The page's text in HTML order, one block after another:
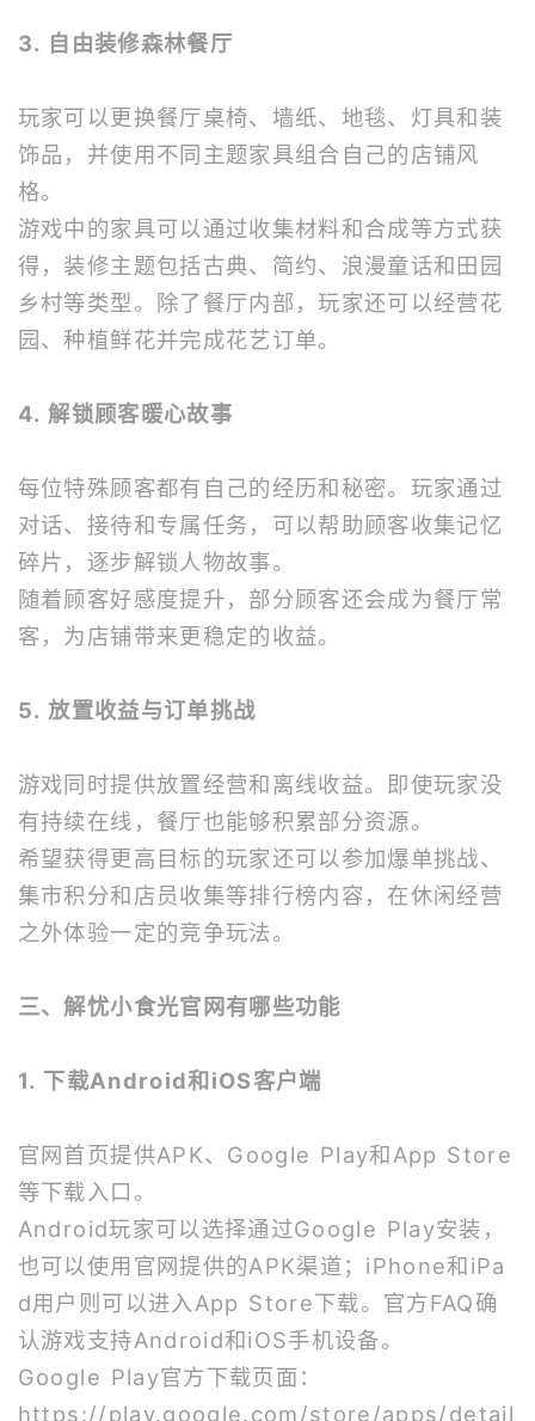
3. 自由装修森林餐厅
玩家可以更换餐厅桌椅、墙纸、地毯、灯具和装
饰品，并使用不同主题家具组合自己的店铺风
格。
游戏中的家具可以通过收集材料和合成等方式获
得，装修主题包括古典、简约、浪漫童话和田园
乡村等类型。除了餐厅内部，玩家还可以经营花
园、种植鲜花并完成花艺订单。
4. 解锁顾客暖心故事
每位特殊顾客都有自己的经历和秘密。玩家通过
对话、接待和专属任务，可以帮助顾客收集记忆
碎片，逐步解锁人物故事。
随着顾客好感度提升，部分顾客还会成为餐厅常
客，为店铺带来更稳定的收益。
5. 放置收益与订单挑战
游戏同时提供放置经营和离线收益。即使玩家没
有持续在线，餐厅也能够积累部分资源。
希望获得更高目标的玩家还可以参加爆单挑战、
集市积分和店员收集等排行榜内容，在休闲经营
之外体验一定的竞争玩法。
三、解忧小食光官网有哪些功能
1. 下载Android和iOS客户端
官网首页提供APK、Google Play和App Store
等下载入口。
Android玩家可以选择通过Google Play安装，
也可以使用官网提供的APK渠道；iPhone和iPa
d用户则可以进入App Store下载。官方FAQ确
认游戏支持Android和iOS手机设备。
Google Play官方下载页面：
https://play.google.com/store/apps/detail